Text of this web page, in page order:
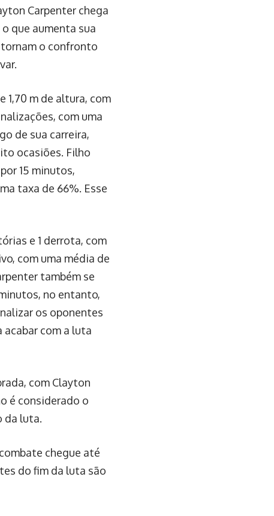
Carpenter chega
que aumenta sua
tornam o confronto
1,70 m de altura, com
com uma
de sua carreira,
ocasiões. Filho
15 minutos,
taxa de 66%. Esse
e 1 derrota, com
com uma média de
também se
no entanto,
os oponentes
acabar com a luta
com Clayton
é considerado o
da luta.
chegue até
do fim da luta são